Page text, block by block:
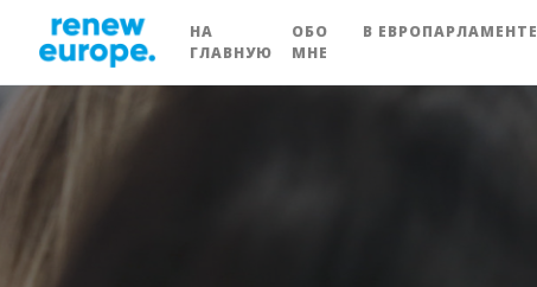
НА
ГЛАВНУЮ
ОБО
МНЕ
В ЕВРОПАРЛАМЕНТЕ